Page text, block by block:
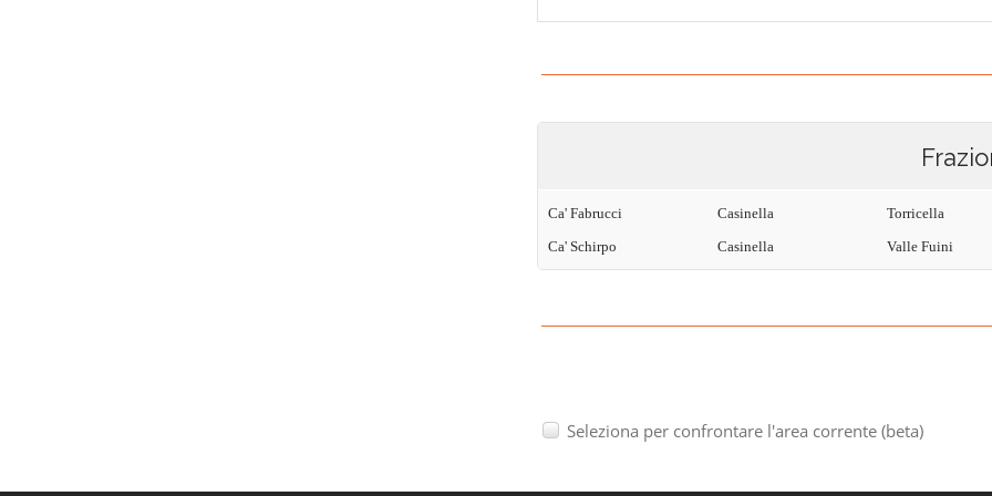
Ca' Fabrucci
Ca' Schirpo
Casinella
Casinella
Torricella
Valle Fuini
Seleziona per confrontare l'area corrente (beta)